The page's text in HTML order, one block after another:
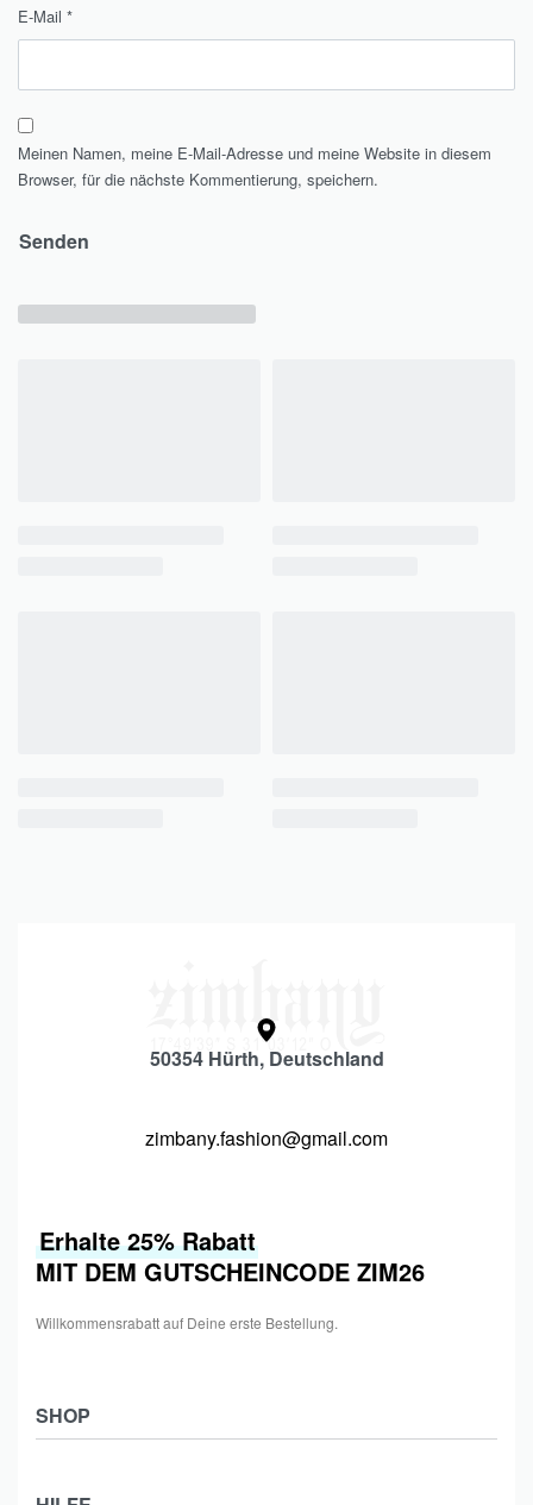
E-Mail *
Meinen Namen, meine E-Mail-Adresse und meine Website in diesem
Browser, für die nächste Kommentierung, speichern.
50354 Hürth, Deutschland
zimbany.fashion@gmail.com
SHOP
Erhalte 25% Rabatt
MIT DEM GUTSCHEINCODE ZIM26
Willkommensrabatt auf Deine erste Bestellung.